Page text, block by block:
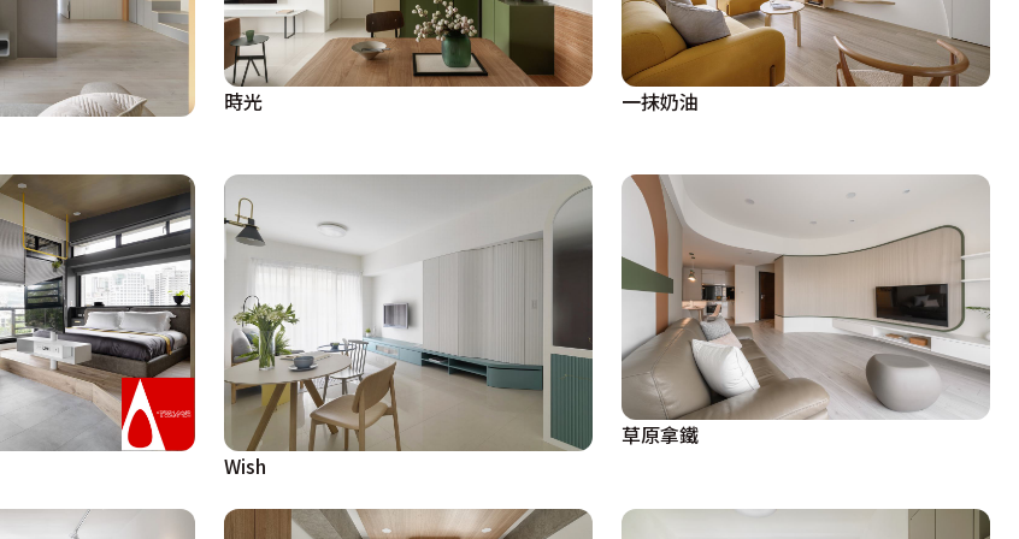
時光 一抹奶油
Wish
草原拿鐵